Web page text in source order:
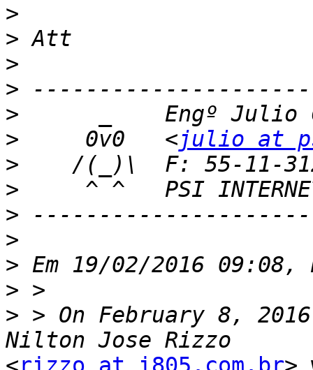
>
>
>
>
>
>
     0v0   <
julio at
>
>
>
>
>
>
> > On February 8,